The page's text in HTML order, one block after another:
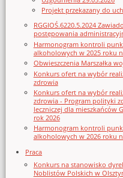
Projekt przekazany do
RGGIOŚ.6220.5.2024
postępowania
Harmonogram kontroli
alkoholowych w 2025 roku
Obwieszczenia Marszałka
Konkurs ofert na wybór
zdrowia
Konkurs ofert na wybór
zdrowia - Program polityki
leczniczej dla mieszkańców
rok 2026
Harmonogram kontroli
alkoholowych w 2026 roku
Praca
Konkurs na stanowisko
Noblistów Polskich w